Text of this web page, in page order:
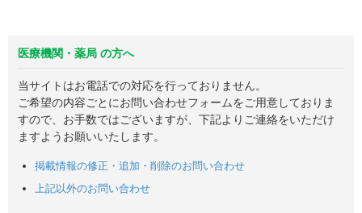
医療機関・薬局 の方へ
当サイトはお電話での対応を行っておりません。
ご希望の内容ごとにお問い合わせフォームをご用意しておりま
すので、お手数ではございますが、下記よりご連絡をいただけ
ますようお願いいたします。
掲載情報の修正・追加・削除のお問い合わせ
上記以外のお問い合わせ